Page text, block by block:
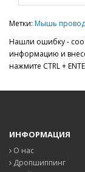
Метки: Мышь
Нашли ошибку -
информацию и
нажмите CTRL +
ИНФОРМАЦИЯ
О нас
Дропшиппинг